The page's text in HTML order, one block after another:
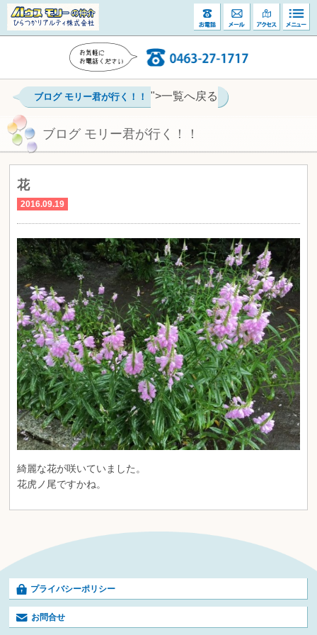
ブログ モリー君が行く！！ ">一覧へ戻る
ブログ モリー君が行く！！
花
2016.09.19
綺麗な花が咲いていました。
花虎ノ尾ですかね。
プライバシーポリシー
お問合せ